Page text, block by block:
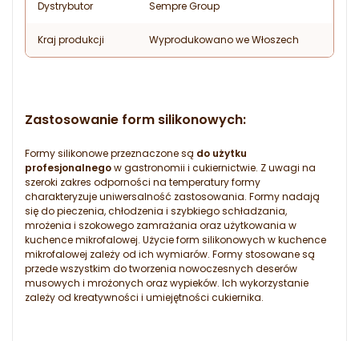
Dystrybutor Sempre Group
Kraj produkcji Wyprodukowano we Włoszech
Zastosowanie form silikonowych:
Formy silikonowe przeznaczone są do użytku
profesjonalnegow gastronomii i cukiernictwie. Z uwagi na
szeroki zakres odporności na temperatury formy
charakteryzuje uniwersalność zastosowania. Formy nadają
się do pieczenia, chłodzenia i szybkiego schładzania,
mrożenia i szokowego zamrażania oraz użytkowania w
kuchence mikrofalowej. Użycie form silikonowych w kuchence
mikrofalowej zależy od ich wymiarów. Formy stosowane są
przede wszystkim do tworzenia nowoczesnych deserów
musowych i mrożonych oraz wypieków. Ich wykorzystanie
zależy od kreatywności i umiejętności cukiernika.